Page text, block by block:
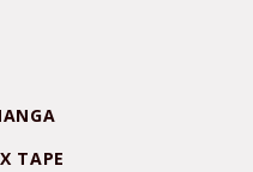
TAPE